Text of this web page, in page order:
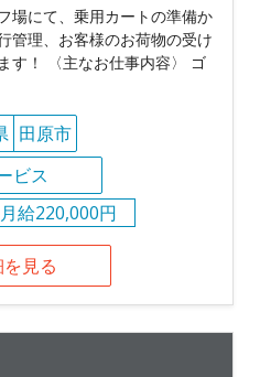
場にて、乗用カートの準備か
管理、お客様のお荷物の受け
す！ 〈主なお仕事内容〉 ゴ
田原市
ビス
月給220,000円
見る